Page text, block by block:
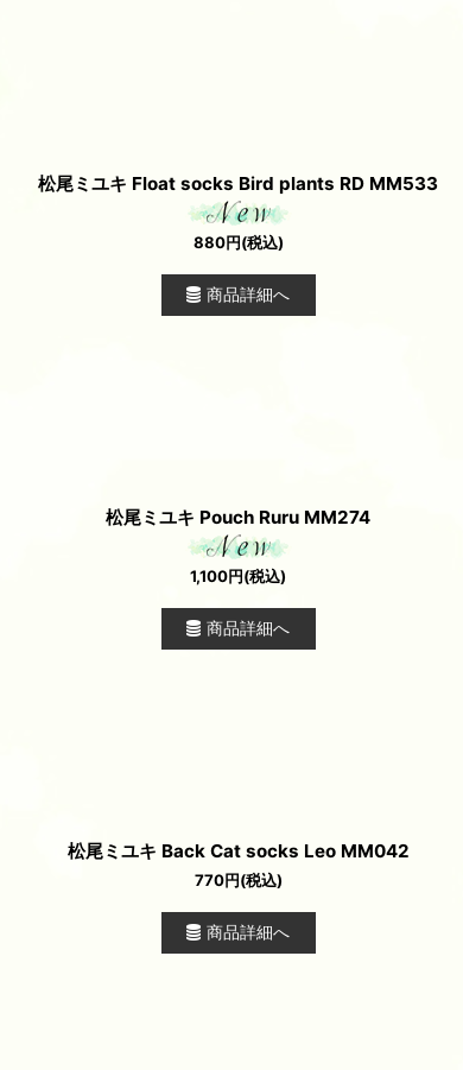
松尾ミユキ Float socks Bird plants RD MM533
880円(税込)
商品詳細へ
松尾ミユキ Pouch Ruru MM274
1,100円(税込)
商品詳細へ
松尾ミユキ Back Cat socks Leo MM042
770円(税込)
商品詳細へ